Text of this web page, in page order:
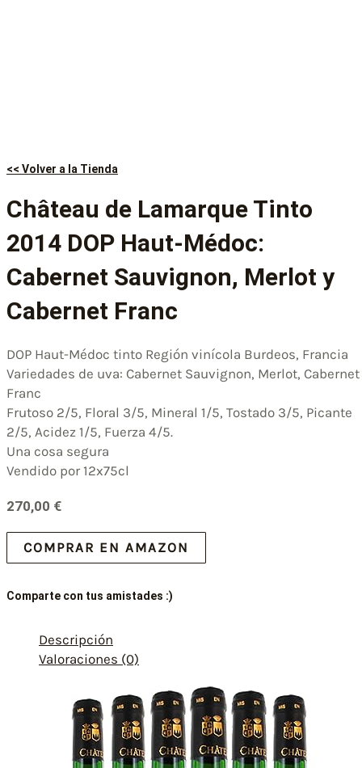
<< Volver a la Tienda
Château de Lamarque Tinto
2014 DOP Haut-Médoc:
Cabernet Sauvignon, Merlot y
Cabernet Franc
DOP Haut-Médoc tinto Región vinícola Burdeos, Francia
Variedades de uva: Cabernet Sauvignon, Merlot, Cabernet
Franc
Frutoso 2/5, Floral 3/5, Mineral 1/5, Tostado 3/5, Picante
2/5, Acidez 1/5, Fuerza 4/5.
Una cosa segura
Vendido por 12x75cl
270,00 €
COMPRAR EN AMAZON
Comparte con tus amistades :)
Descripción
Valoraciones (0)